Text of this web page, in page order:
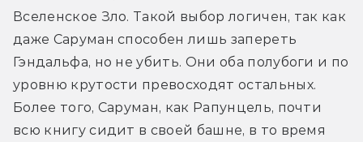
Вселенское Зло. Такой выбор логичен, так как
даже Саруман способен лишь запереть
Гэндальфа, но не убить. Они оба полубоги и по
уровню крутости превосходят остальных.
Более того, Саруман, как Рапунцель, почти
всю книгу сидит в своей башне, в то время